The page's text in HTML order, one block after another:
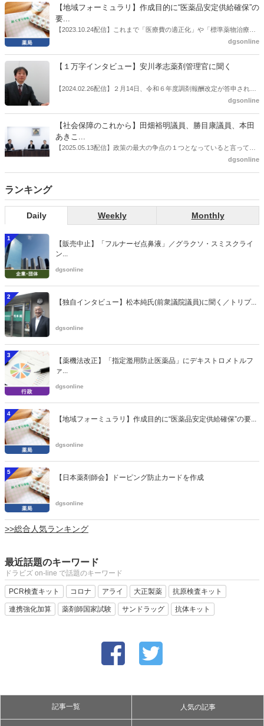
候補の前提となるもの。薬剤師に関わる政策に広く・深く関わってき
た同氏の復活に向けた薬剤師業界の期待には熱いものがある。不透明
感の払拭できない医療・介護・障害者サービスのトリプル改定等へ
の、薬剤師業界の強い危機感の裏返しといってもいいだろう。本稿で
【地域フォーミュラリ】作成目的に“医薬品安定供給確保”の
要...
【2023.10.24配信】これまで「医療費の適正化」や「標準薬物治療の
推進」などが目的とされることが多かった地域フォーミュラリの作
た。医薬品の安定供給確保だ。10月22日に開かれた「日本フォーミュ
飯田市）は、会員薬局から安定供給確保への強い要望があったことを
受け、安定供給確保が見込めるPPI３成分について銘柄を含めて選定
dgsonline
【１万字インタビュー】安川孝志薬剤管理官に聞く
【2024.02.26配信】２月14日、令和６年度調剤報酬改定が答申され
た。本紙では、厚生労働省保険局医療課・薬剤管理官の安川孝志氏
dgsonline
【社会保障のこれから】田畑裕明議員、勝目康議員、本田
あきこ...
【2025.05.13配信】政策の最大の争点の１つとなっていると言っても
よいのが社会保障のこれからのあり方だ。特に与党では、政府関係者
dgsonline
ランキング
Daily Weekly Monthly
1
【販売中止】「フルナーゼ点鼻液」／グラクソ・スミスクライ
ン...
dgsonline
2
【独自インタビュー】松本純氏(前衆議院議員)に聞く／トリプ...
dgsonline
3
【薬機法改正】「指定濫用防止医薬品」にデキストロメトルフ
ァ...
dgsonline
4
【地域フォーミュラリ】作成目的に“医薬品安定供給確保”の要...
dgsonline
5
【日本薬剤師会】ドーピング防止カードを作成
dgsonline
>>総合人気ランキング
最近話題のキーワード
ドラビズ on-line で話題のキーワード
PCR検査キット コロナ アライ 大正製薬 抗原検査キット
連携強化加算 薬剤師国家試験 サンドラッグ 抗体キット
記事一覧 人気の記事